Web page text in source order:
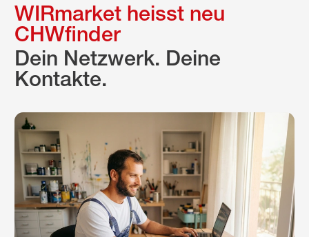
WIRmarket heisst neu
CHWfinder
Dein Netzwerk. Deine
Kontakte.